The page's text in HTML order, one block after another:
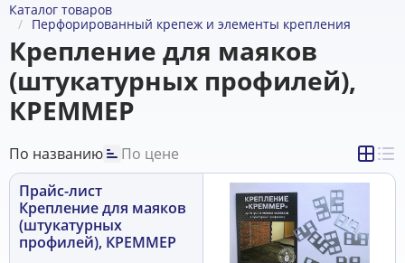
Каталог товаров
Перфорированный крепеж и элементы крепления
Крепление для маяков
(штукатурных профилей),
КРЕММЕР
По названию
По цене
Прайс-лист
Крепление для маяков
(штукатурных
профилей), КРЕММЕР